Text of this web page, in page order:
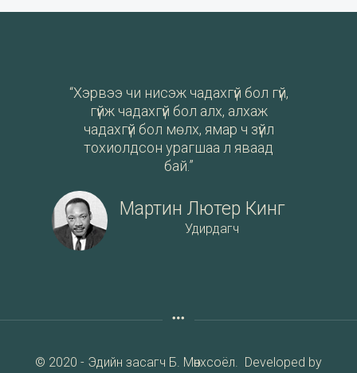
“Хэрвээ чи нисэж чадахгүй бол гүй,
гүйж чадахгүй бол алх, алхаж
чадахгүй бол мөлх, ямар ч зүйл
тохиолдсон урагшаа л яваад
бай.”
Мартин Лютер Кинг
Удирдагч
© 2020 - Эдийн засагч Б. Мөнхсоёл. Developed by